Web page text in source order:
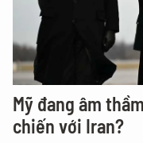
Mỹ đang âm
chiến với Iran?